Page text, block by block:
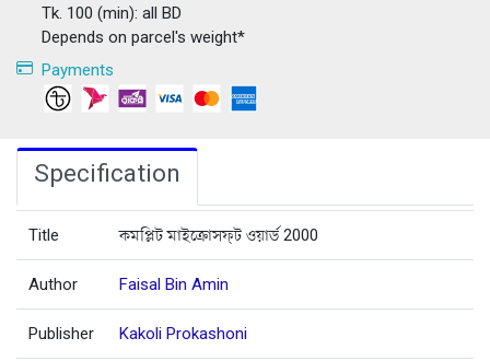
Tk. 100 (min): all BD
Depends on parcel's weight*
Payments
Specification
Title কমপ্লিট মাইক্রোসফ্‌ট ওয়ার্ড 2000
Author Faisal Bin Amin
Publisher Kakoli Prokashoni